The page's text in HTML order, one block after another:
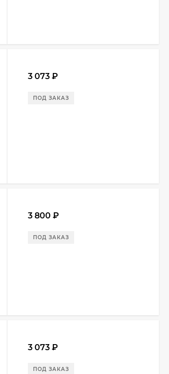
3 073 ₽
ПОД ЗАКАЗ
3 800 ₽
ПОД ЗАКАЗ
3 073 ₽
ПОД ЗАКАЗ